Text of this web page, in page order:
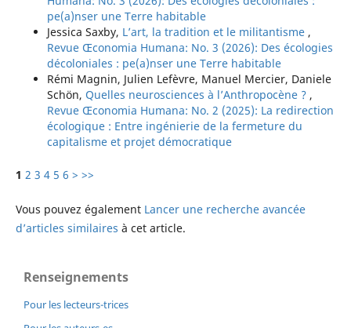
pe(a)nser une Terre habitable
Jessica Saxby, L’art, la tradition et le militantisme ,
Revue Œconomia Humana: No. 3 (2026): Des écologies
décoloniales : pe(a)nser une Terre habitable
Rémi Magnin, Julien Lefèvre, Manuel Mercier, Daniele
Schön, Quelles neurosciences à l’Anthropocène ? ,
Revue Œconomia Humana: No. 2 (2025): La redirection
écologique : Entre ingénierie de la fermeture du
capitalisme et projet démocratique
1 2 3 4 5 6 > >>
Vous pouvez également Lancer une recherche avancée
d’articles similaires à cet article.
Renseignements
Pour les lecteurs-trices